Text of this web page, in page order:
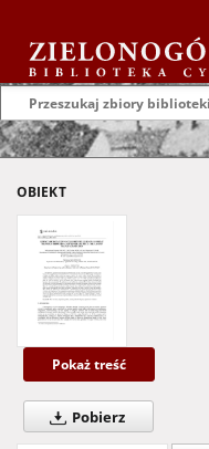
OBIEKT
Pokaż treść
Pobierz